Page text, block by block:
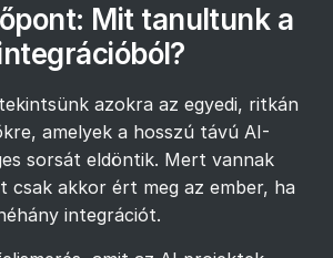
Mit tanultunk a
azokra az egyedi, ritkán
amelyek a hosszú távú AI-
sorsát eldöntik. Mert vannak
csak akkor ért meg az ember, ha
integrációt.